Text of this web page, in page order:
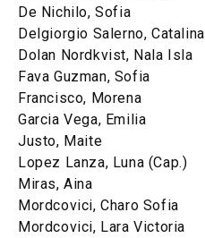
De Nichilo, Sofia
Delgiorgio Salerno, Catalina
Dolan Nordkvist, Nala Isla
Fava Guzman, Sofia
Francisco, Morena
Garcia Vega, Emilia
Justo, Maite
Lopez Lanza, Luna (Cap.)
Miras, Aina
Mordcovici, Charo Sofia
Mordcovici, Lara Victoria